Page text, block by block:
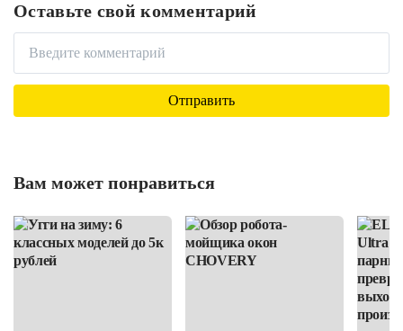
Оставьте свой комментарий
Вам может понравиться